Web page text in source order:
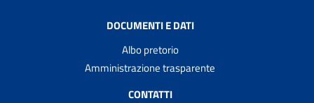
DOCUMENTI E DATI
Albo pretorio
Amministrazione trasparente
CONTATTI